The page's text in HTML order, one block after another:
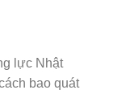
lực Nhật
bao quát